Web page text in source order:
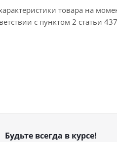
товара на
с пунктом 2 статьи
Будьте всегда в курсе!